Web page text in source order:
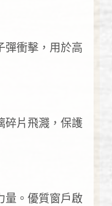
彈衝擊，用於高
碎片飛濺，保護
量。優質窗戶啟